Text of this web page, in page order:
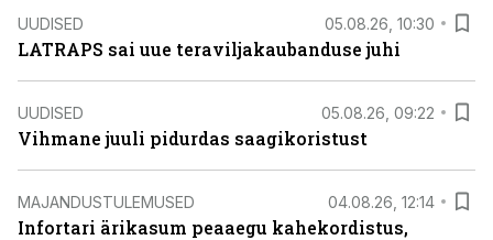
UUDISED 05.08.26, 10:30
LATRAPS sai uue teraviljakaubanduse juhi
UUDISED 05.08.26, 09:22
Vihmane juuli pidurdas saagikoristust
MAJANDUSTULEMUSED 04.08.26, 12:14
Infortari ärikasum peaaegu kahekordistus,